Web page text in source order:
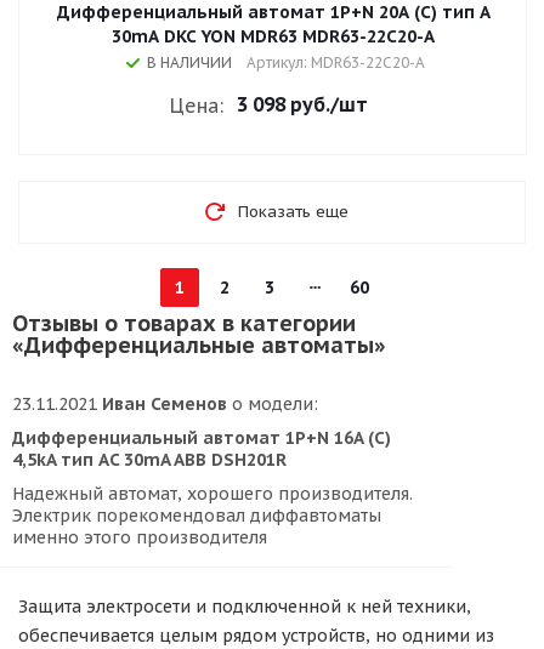
Дифференциальный автомат 1P+N 20A (C) тип A
30mA DKC YON MDR63 MDR63-22C20-A
В НАЛИЧИИ Артикул: MDR63-22C20-A
Цена: 3 098 руб./шт
Показать еще
1 2 3 60
Отзывы о товарах в категории
«Дифференциальные автоматы»
23.11.2021 Иван Семенов о модели:
Дифференциальный автомат 1P+N 16A (C)
4,5kA тип AC 30mA ABB DSH201R
Надежный автомат, хорошего производителя.
Электрик порекомендовал диффавтоматы
именно этого производителя
Защита электросети и подключенной к ней техники,
обеспечивается целым рядом устройств, но одними из